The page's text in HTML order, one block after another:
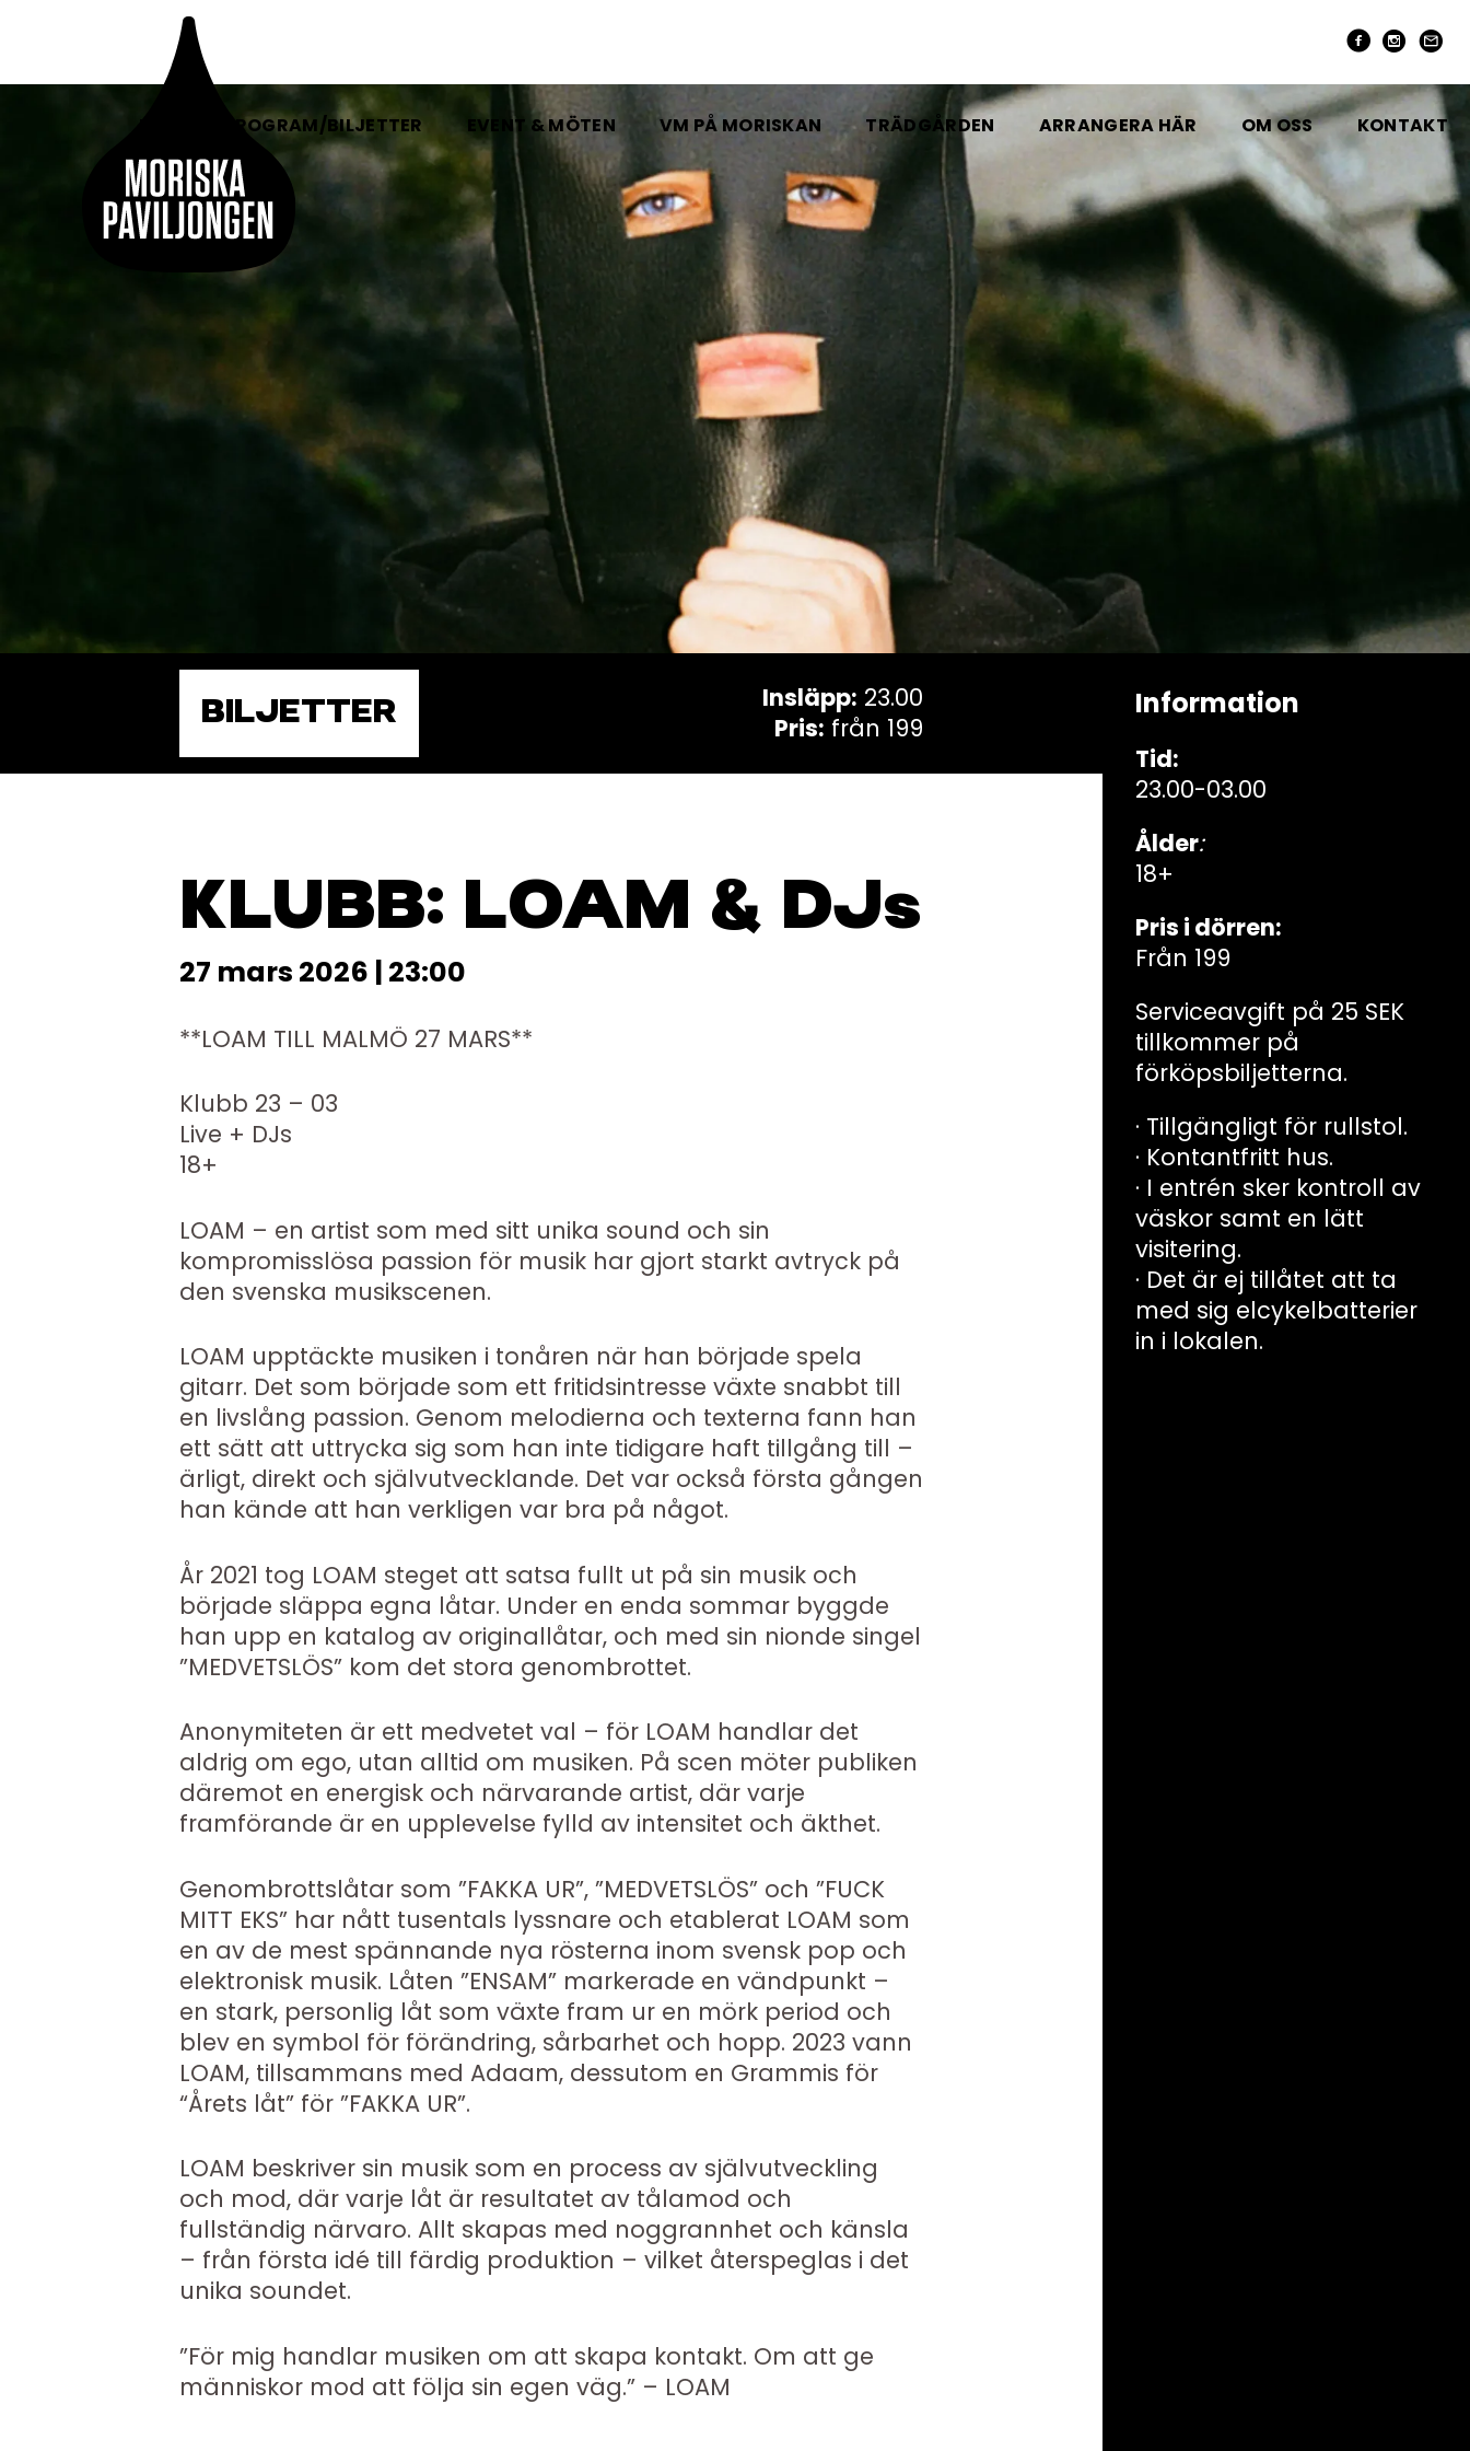
HEM PROGRAM/BILJETTER EVENT & MÖTEN VM PÅ MORISKAN TRÄDGÅRDEN ARRANGERA HÄR OM OSS KONTAKT
BILJETTER Insläpp: 23.00
Pris: från 199
KLUBB: LOAM & DJs
27 mars 2026 | 23:00
**LOAM TILL MALMÖ 27 MARS**
Klubb 23 – 03
Live + DJs
18+
LOAM – en artist som med sitt unika sound och sin
kompromisslösa passion för musik har gjort starkt avtryck på
den svenska musikscenen.
LOAM upptäckte musiken i tonåren när han började spela
gitarr. Det som började som ett fritidsintresse växte snabbt till
en livslång passion. Genom melodierna och texterna fann han
ett sätt att uttrycka sig som han inte tidigare haft tillgång till –
ärligt, direkt och självutvecklande. Det var också första gången
han kände att han verkligen var bra på något.
År 2021 tog LOAM steget att satsa fullt ut på sin musik och
började släppa egna låtar. Under en enda sommar byggde
han upp en katalog av originallåtar, och med sin nionde singel
”MEDVETSLÖS” kom det stora genombrottet.
Anonymiteten är ett medvetet val – för LOAM handlar det
aldrig om ego, utan alltid om musiken. På scen möter publiken
däremot en energisk och närvarande artist, där varje
framförande är en upplevelse fylld av intensitet och äkthet.
Genombrottslåtar som ”FAKKA UR”, ”MEDVETSLÖS” och ”FUCK
MITT EKS” har nått tusentals lyssnare och etablerat LOAM som
en av de mest spännande nya rösterna inom svensk pop och
elektronisk musik. Låten ”ENSAM” markerade en vändpunkt –
en stark, personlig låt som växte fram ur en mörk period och
blev en symbol för förändring, sårbarhet och hopp. 2023 vann
LOAM, tillsammans med Adaam, dessutom en Grammis för
“Årets låt” för ”FAKKA UR”.
LOAM beskriver sin musik som en process av självutveckling
och mod, där varje låt är resultatet av tålamod och
fullständig närvaro. Allt skapas med noggrannhet och känsla
– från första idé till färdig produktion – vilket återspeglas i det
unika soundet.
”För mig handlar musiken om att skapa kontakt. Om att ge
människor mod att följa sin egen väg.” – LOAM
Information
Tid:
23.00-03.00
Ålder:
18+
Pris i dörren:
Från 199
Serviceavgift på 25 SEK
tillkommer på
förköpsbiljetterna.
· Tillgängligt för rullstol.
· Kontantfritt hus.
· I entrén sker kontroll av
väskor samt en lätt
visitering.
· Det är ej tillåtet att ta
med sig elcykelbatterier
in i lokalen.